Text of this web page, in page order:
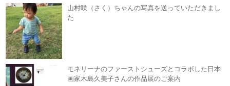
山村咲（さく）ちゃんの写真を送っていただきまし
た
モネリーナのファーストシューズとコラボした日本
画家木島久美子さんの作品展のご案内